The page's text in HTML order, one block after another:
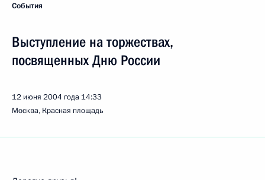
События
Выступление на торжествах,
посвященных Дню России
12 июня 2004 года 14:33
Москва, Красная площадь